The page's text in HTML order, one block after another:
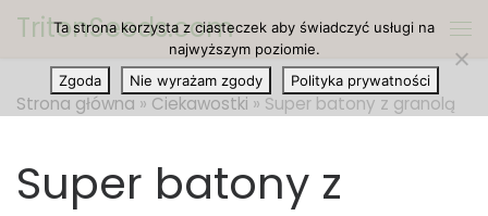
Przejdź do treści
TritonSeeds.com
Strona główna » Ciekawostki » Super batony z granolą
Super batony z
Ta strona korzysta z ciasteczek aby świadczyć usługi na
najwyższym poziomie.
Zgoda
Nie wyrażam zgody Polityka prywatności